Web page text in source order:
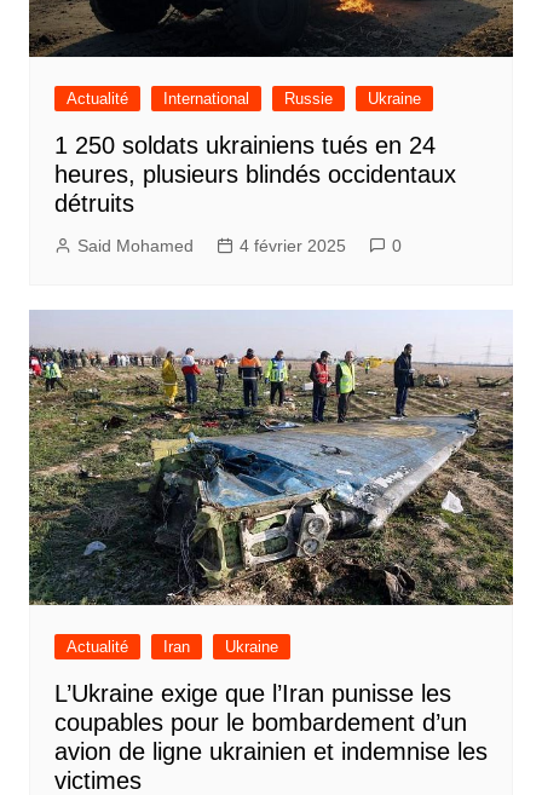
Actualité International Russie Ukraine
1 250 soldats ukrainiens tués en 24
heures, plusieurs blindés occidentaux
détruits
Said Mohamed 4 février 2025 0
Actualité Iran Ukraine
L’Ukraine exige que l’Iran punisse les
coupables pour le bombardement d’un
avion de ligne ukrainien et indemnise les
victimes